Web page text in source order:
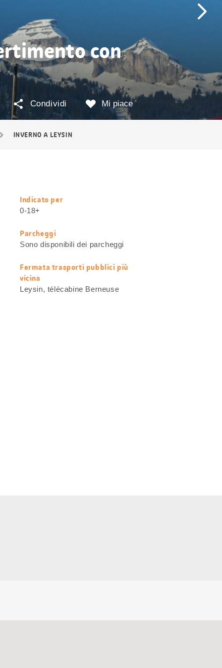
INVERNO A LEYSIN
con
Mi piace
Condividi
Informazioni
utili
Indicato per
0-18+
Parcheggi
Sono disponibili dei parcheggi
Fermata trasporti pubblici più
vicina
Leysin, télécabine Berneuse